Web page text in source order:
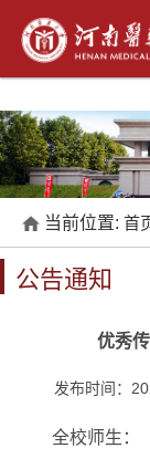
当前位置: 首
公告通知
优秀
发布时间：
全校师生：